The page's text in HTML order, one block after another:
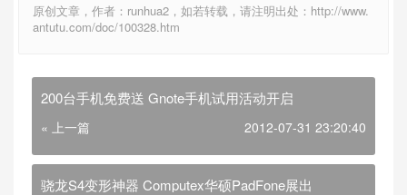
原创文章，作者：runhua2，如若转载，请注明出处：http://www.
antutu.com/doc/100328.htm
200台手机免费送 Gnote手机试用活动开启
« 上一篇 2012-07-31 23:20:40
骁龙S4变形神器 Computex华硕PadFone展出